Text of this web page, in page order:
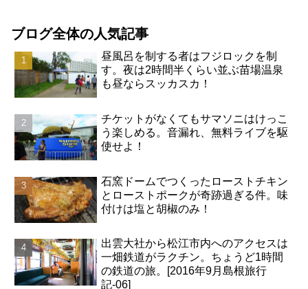
ブログ全体の人気記事
昼風呂を制する者はフジロックを制
す。夜は2時間半くらい並ぶ苗場温泉
も昼ならスッカスカ！
チケットがなくてもサマソニはけっこ
う楽しめる。音漏れ、無料ライブを駆
使せよ！
石窯ドームでつくったローストチキン
とローストポークが奇跡過ぎる件。味
付けは塩と胡椒のみ！
出雲大社から松江市内へのアクセスは
一畑鉄道がラクチン。ちょうど1時間
の鉄道の旅。[2016年9月島根旅行
記-06]